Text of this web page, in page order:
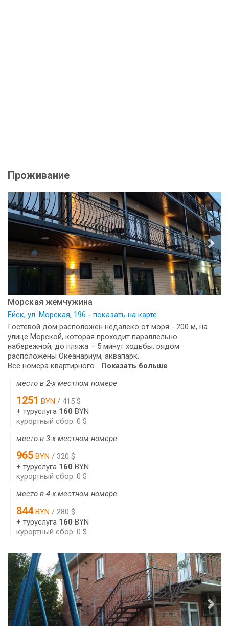
Проживание
Морская жемчужина
Ейск, ул. Морская, 196 - показать на карте
Гостевой дом расположен недалеко от моря - 200 м, на
улице Морской, которая проходит параллельно
набережной, до пляжа – 5 минут ходьбы, рядом
расположены Океанариум, аквапарк.
Все номера квартирного... Показать больше
место в 2-х местном номере
1251 BYN / 415 $
+ туруслуга 160 BYN
курортный сбор: 0 $
место в 3-х местном номере
965 BYN / 320 $
+ туруслуга 160 BYN
курортный сбор: 0 $
место в 4-х местном номере
844BYN / 280 $
+ туруслуга 160 BYN
курортный сбор: 0 $